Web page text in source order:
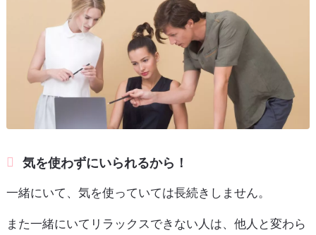
気を使わずにいられるから！
一緒にいて、気を使っていては長続きしません。
また一緒にいてリラックスできない人は、他人と変わら